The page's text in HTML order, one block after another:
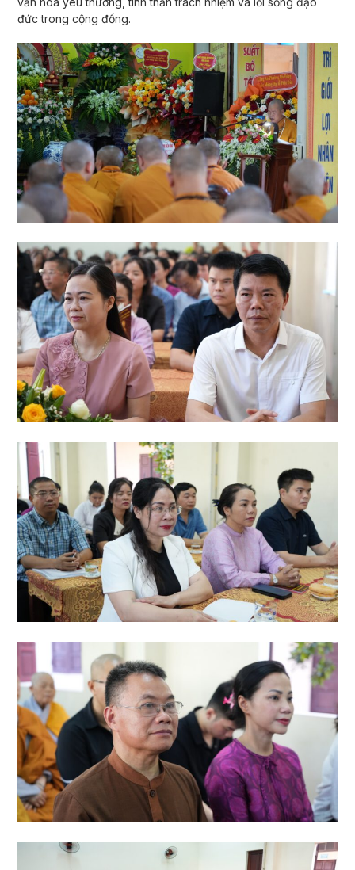
đức trong cộng đồng.